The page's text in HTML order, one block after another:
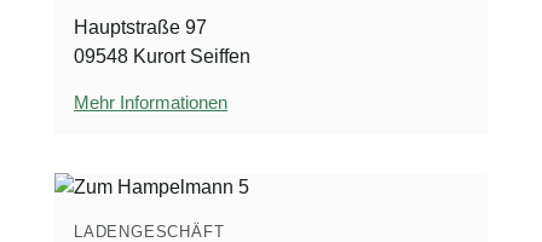
Hauptstraße 97
09548 Kurort Seiffen
Mehr Informationen
LADENGESCHÄFT